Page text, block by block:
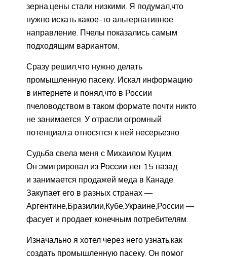
зерна,цены стали низкими. Я подумал,что
нужно искать какое-то альтернативное
направление. Пчелы показались самым
подходящим вариантом.
Сразу решил,что нужно делать
промышленную пасеку. Искал информацию
в интернете и понял,что в России
пчеловодством в таком формате почти никто
не занимается. У отрасли огромный
потенциал,а относятся к ней несерьезно.
Судьба свела меня с Михаилом Куцим.
Он эмигрировал из России лет 15 назад
и занимается продажей меда в Канаде.
Закупает его в разных странах —
Аргентине,Бразилии,Кубе,Украине,России —
фасует и продает конечным потребителям.
Изначально я хотел через него узнать,как
создать промышленную пасеку. Он помог